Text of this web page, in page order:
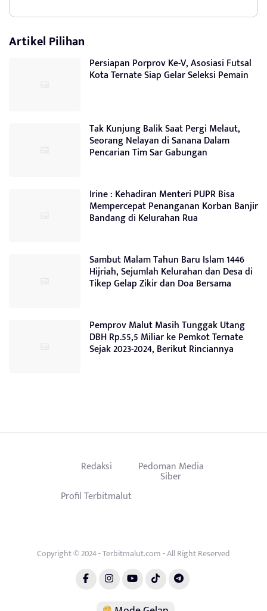
Artikel Pilihan
Persiapan Porprov Ke-V, Asosiasi Futsal
Kota Ternate Siap Gelar Seleksi Pemain
Tak Kunjung Balik Saat Pergi Melaut,
Seorang Nelayan di Sanana Dalam
Pencarian Tim Sar Gabungan
Irine : Kehadiran Menteri PUPR Bisa
Mempercepat Penanganan Korban Banjir
Bandang di Kelurahan Rua
Sambut Malam Tahun Baru Islam 1446
Hijriah, Sejumlah Kelurahan dan Desa di
Tikep Gelap Zikir dan Doa Bersama
Pemprov Malut Masih Tunggak Utang
DBH Rp.55,5 Miliar ke Pemkot Ternate
Sejak 2023-2024, Berikut Rinciannya
Redaksi Pedoman Media
Siber
Profil Terbitmalut
Copyright © 2024 - Terbitmalut.com - All Right Reserved